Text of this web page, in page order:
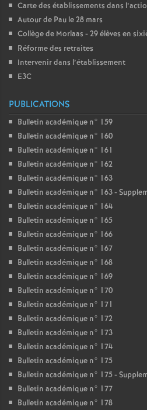
Carte des établissements dans
Autour de Pau le 28 mars
Collège de Morlaas - 29 élèves en
Réforme des retraites
Intervenir dans l’établissement
E3C
PUBLICATIONS
Bulletin académique n° 159
Bulletin académique n° 160
Bulletin académique n° 161
Bulletin académique n° 162
Bulletin académique n° 163
Bulletin académique n° 163 -
Bulletin académique n° 164
Bulletin académique n° 165
Bulletin académique n° 166
Bulletin académique n° 167
Bulletin académique n° 168
Bulletin académique n° 169
Bulletin académique n° 170
Bulletin académique n° 171
Bulletin académique n° 172
Bulletin académique n° 173
Bulletin académique n° 174
Bulletin académique n° 175
Bulletin académique n° 175 -
Bulletin académique n° 177
Bulletin académique n° 178